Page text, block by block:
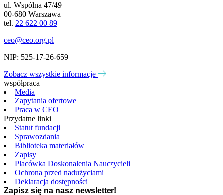
ul. Wspólna 47/49
00-680 Warszawa
tel. 22 622 00 89
ceo@ceo.org.pl
NIP: 525-17-26-659
Zobacz wszystkie informacje
współpraca
Media
Zapytania ofertowe
Praca w CEO
Przydatne linki
Statut fundacji
Sprawozdania
Biblioteka materiałów
Zapisy
Placówka Doskonalenia Nauczycieli
Ochrona przed nadużyciami
Deklaracja dostępności
Zapisz się na nasz newsletter!